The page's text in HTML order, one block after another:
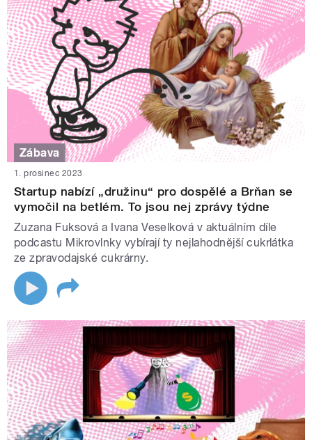
Zábava
1. prosinec 2023
Startup nabízí „družinu“ pro dospělé a Brňan se
vymočil na betlém. To jsou nej zprávy týdne
Zuzana Fuksová a Ivana Veselková v aktuálním díle
podcastu Mikrovlnky vybírají ty nejlahodnější cukrlátka
ze zpravodajské cukrárny.